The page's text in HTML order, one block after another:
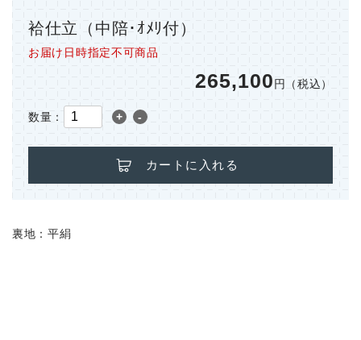
袷仕立（中陪･ｵﾒﾘ付）
お届け日時指定不可商品
265,100円（税込）
数量： + -
カートに入れる
裏地：平絹